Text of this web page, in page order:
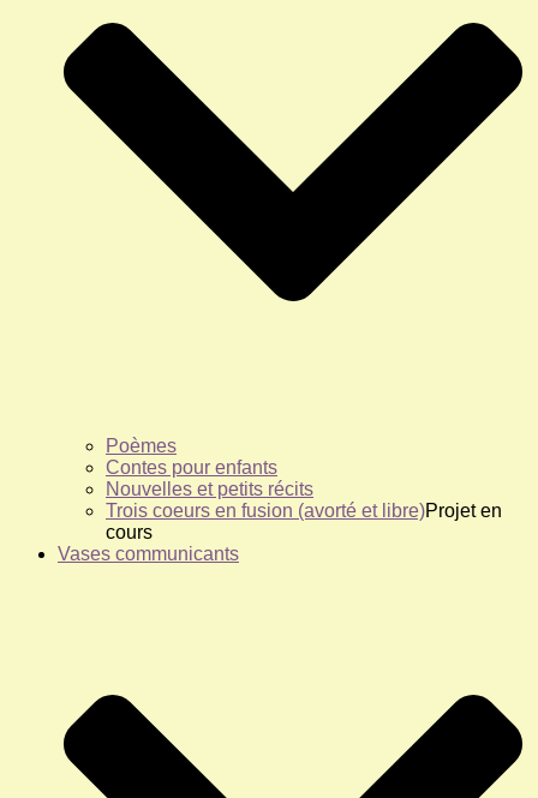
Poèmes
Contes pour enfants
Nouvelles et petits récits
Trois coeurs en fusion (avorté et libre)Projet en
cours
Vases communicants